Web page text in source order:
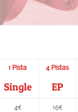
1 Pista
Single
4 Pistas
EP
4€ 16€